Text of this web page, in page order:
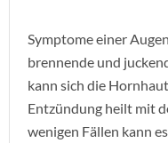
Symptome einer
brennende und
kann sich die
Entzündung heilt mit
wenigen Fällen kann